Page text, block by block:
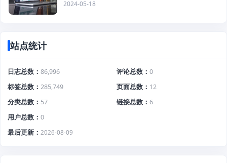
2024-05-18
站点统计
日志总数 86,996 评论总数
0
标签总数
285,749 页面总数
12
分类总数
57 链接总数
6
用户总数
0
最后更新
2026-08-09